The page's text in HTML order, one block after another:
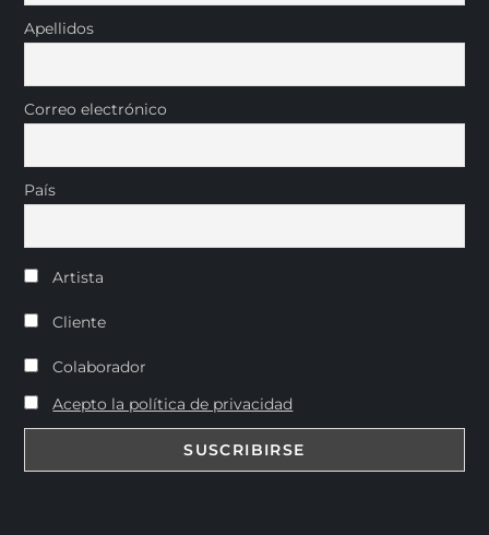
Apellidos
Correo electrónico
País
Artista
Cliente
Colaborador
Acepto la política de privacidad